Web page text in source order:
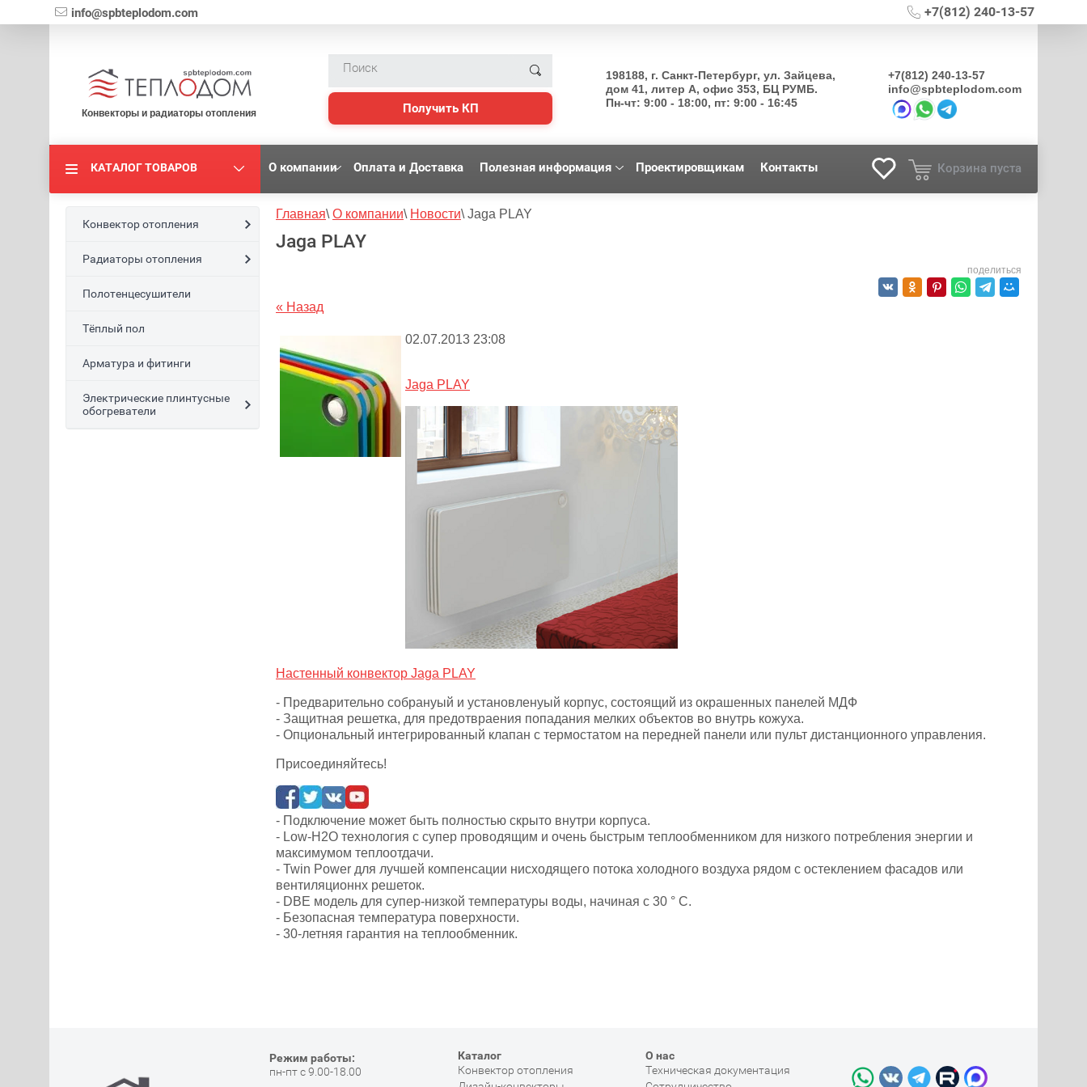
+7(812) 240-13-57
info@spbteplodom.com
Конвекторы и радиаторы отопления Получить КП
198188, г. Санкт-Петербург, ул. Зайцева,
дом 41, литер А, офис 353, БЦ РУМБ.
Пн-чт: 9:00 - 18:00, пт: 9:00 - 16:45
+7(812) 240-13-57
info@spbteplodom.com
КАТАЛОГ ТОВАРОВ О компании Оплата и Доставка Полезная информация Проектировщикам Контакты Корзина пуста
Конвектор отопления
Радиаторы отопления
Полотенцесушители
Тёплый пол
Арматура и фитинги
Электрические плинтусные
обогреватели
Главная\ О компании\ Новости\ Jaga PLAY
Jaga PLAY
поделиться
« Назад
02.07.2013 23:08
Jaga PLAY
Настенный конвектор Jaga PLAY
- Предварительно собранyый и установленyый корпус, состоящий из окрашенных панелей МДФ
- Защитная решетка, для предотвраения попадания мелких объектов во внутрь кожуха.
- Опциональный интегрированный клапан с термостатом на передней панели или пульт дистанционного управления.
Присоединяйтесь!
- Подключение может быть полностью скрыто внутри корпуса.
- Low-H2O технология с супер проводящим и очень быстрым теплообменником для низкого потребления энергии и
максимумом теплоотдачи.
- Twin Power для лучшей компенсации нисходящего потока холодного воздуха рядом с остеклением фасадов или
вентиляционнх решеток.
- DBE модель для супер-низкой температуры воды, начиная с 30 ° C.
- Безопасная температура поверхности.
- 30-летняя гарантия на теплообменник.
Режим работы:
пн-пт с 9.00-18.00
Каталог
Конвектор отопления
О нас
Техническая документация